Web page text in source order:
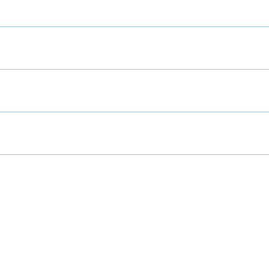
offre un profumo rilassante e duraturo,
una morbidezza ispirata alla natura e una
Amyl Salicylate, Coumarin, Hexyl
pigiami per bambini e capi etichettati come
Per più di 6 kg o per una freschezza